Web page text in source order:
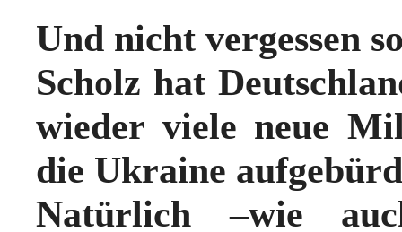
Und nicht vergessen
Scholz hat
wieder viele neue
die Ukraine
Natürlich –wie